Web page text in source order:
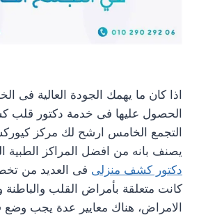
اذا كان ما يهمك الجودة العالية فى
الحصول عليها فى خدمة دكتور
التجمع الخامس ارشح لك مركز
يصنف بانه من افضل المراكز الطبية
دكتور كشف منزلى فى العديد من
كانت متعلقة بأمراض القلب والباطنة
الامراض، هناك معايير عدة يجب